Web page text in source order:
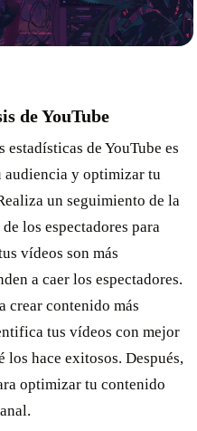
de YouTube
de YouTube es
audiencia y optimizar tu
un seguimiento de la
los espectadores para
vídeos son más
a caer los espectadores.
crear contenido más
tus vídeos con mejor
hace exitosos. Después,
optimizar tu contenido